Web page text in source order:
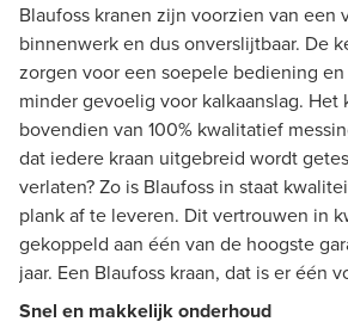
Blaufoss kranen zijn voorzien van een
binnenwerk en dus onverslijtbaar. De
zorgen voor een soepele bediening en
minder gevoelig voor kalkaanslag. Het
bovendien van 100% kwalitatief
dat iedere kraan uitgebreid wordt
verlaten? Zo is Blaufoss in staat
plank af te leveren. Dit vertrouwen in
gekoppeld aan één van de hoogste
jaar. Een Blaufoss kraan, dat is er één
Snel en makkelijk onderhoud